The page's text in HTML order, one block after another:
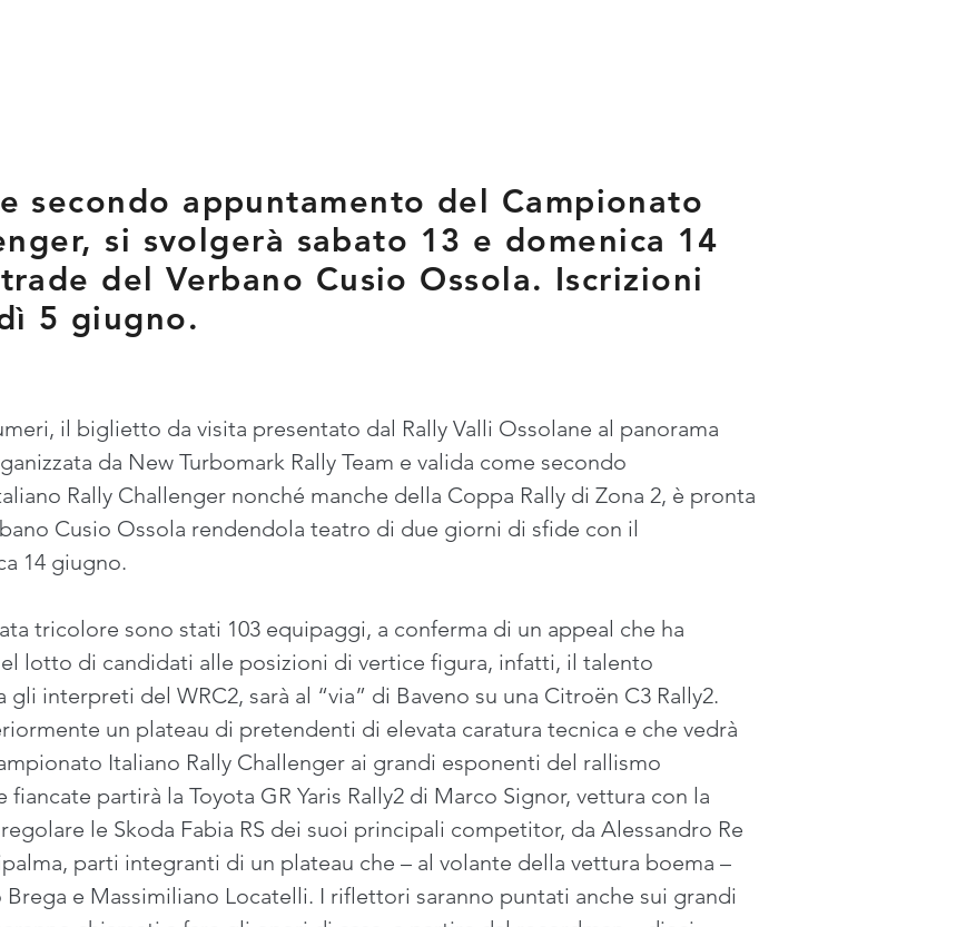
secondo appuntamento del Campionato
si svolgerà sabato 13 e domenica 14
del Verbano Cusio Ossola. Iscrizioni
5 giugno.
il biglietto da visita presentato dal Rally Valli Ossolane al panorama
da New Turbomark Rally Team e valida come secondo
Rally Challenger nonché manche della Coppa Rally di Zona 2, è pronta
Cusio Ossola rendendola teatro di due giorni di sfide con il
14 giugno.
tricolore sono stati 103 equipaggi, a conferma di un appeal che ha
lotto di candidati alle posizioni di vertice figura, infatti, il talento
interpreti del WRC2, sarà al “via” di Baveno su una Citroën C3 Rally2.
un plateau di pretendenti di elevata caratura tecnica e che vedrà
Italiano Rally Challenger ai grandi esponenti del rallismo
partirà la Toyota GR Yaris Rally2 di Marco Signor, vettura con la
le Skoda Fabia RS dei suoi principali competitor, da Alessandro Re
parti integranti di un plateau che – al volante della vettura boema –
e Massimiliano Locatelli. I riflettori saranno puntati anche sui grandi